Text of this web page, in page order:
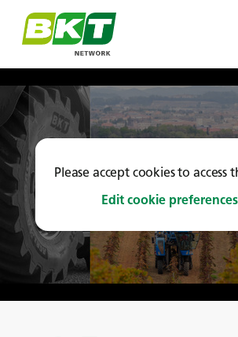
Please accept cookies to access
Edit cookie preferences